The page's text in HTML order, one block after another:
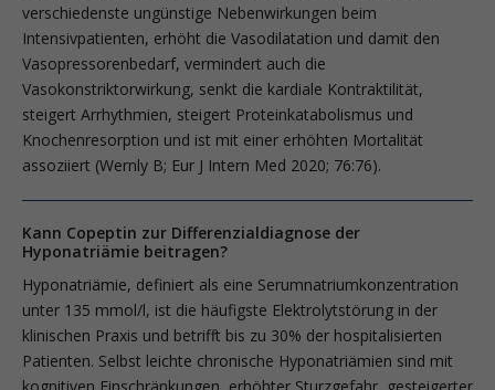
verschiedenste ungünstige Nebenwirkungen beim
Intensivpatienten, erhöht die Vasodilata­tion und damit den
Vasopressorenbedarf, vermindert auch die
Vasokonstriktorwirkung, senkt die kardiale Kontraktilität,
steigert Arrhythmien, steigert Proteinkatabolismus und
Knochenresorption und ist mit einer erhöhten Mortalität
assoziiert (Wernly B; Eur J Intern Med 2020; 76:76).
Kann Copeptin zur Differenzialdiagnose der
Hyponatriämie beitragen?
Hyponatriämie, definiert als eine Serumnatriumkonzentration
unter 135 mmol/l, ist die häufigste Elektrolytstörung in der
klinischen Praxis und betrifft bis zu 30% der hospitalisierten
Patienten. Selbst leichte chronische Hypona­triämien sind mit